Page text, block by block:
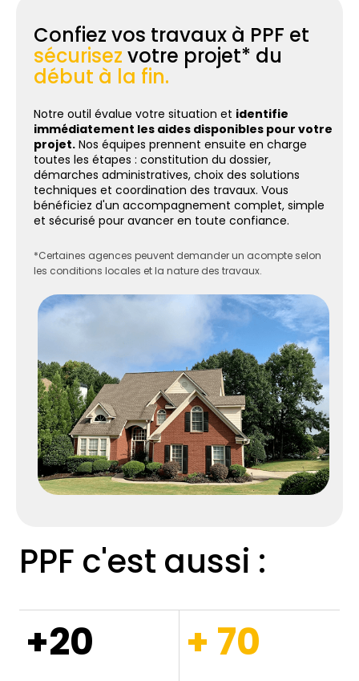
Confiez vos travaux à PPF et
sécurisez votre projet* du
début à la fin.
Notre outil évalue votre situation et identifie
immédiatement les aides disponibles pour votre
projet. Nos équipes prennent ensuite en charge
toutes les étapes : constitution du dossier,
démarches administratives, choix des solutions
techniques et coordination des travaux. Vous
bénéficiez d'un accompagnement complet, simple
et sécurisé pour avancer en toute confiance.
*Certaines agences peuvent demander un acompte selon
les conditions locales et la nature des travaux.
PPF c'est aussi :
+20 + 70